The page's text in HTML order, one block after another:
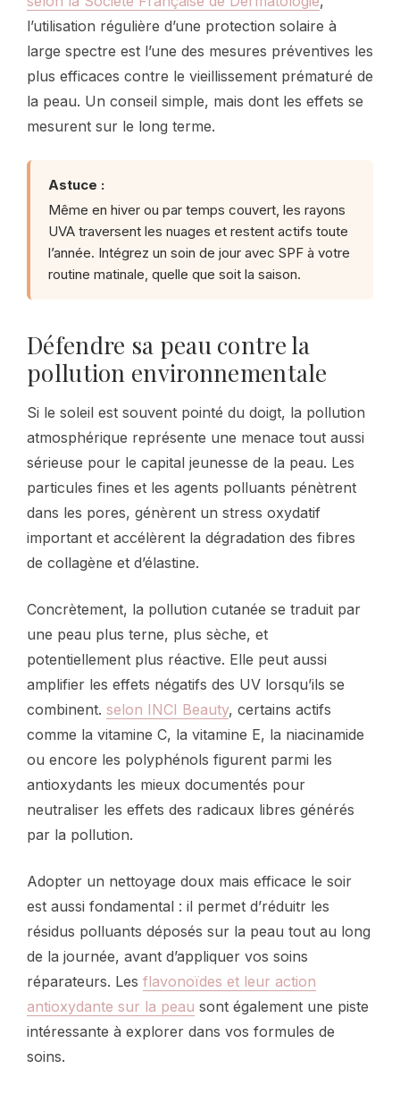
l’utilisation régulière d’une protection solaire à
large spectre est l’une des mesures préventives les
plus efficaces contre le vieillissement prématuré de
la peau. Un conseil simple, mais dont les effets se
mesurent sur le long terme.
Astuce :
Même en hiver ou par temps couvert, les rayons
UVA traversent les nuages et restent actifs toute
l’année. Intégrez un soin de jour avec SPF à votre
routine matinale, quelle que soit la saison.
Défendre sa peau contre la
pollution environnementale
Si le soleil est souvent pointé du doigt, la pollution
atmosphérique représente une menace tout aussi
sérieuse pour le capital jeunesse de la peau. Les
particules fines et les agents polluants pénètrent
dans les pores, génèrent un stress oxydatif
important et accélèrent la dégradation des fibres
de collagène et d’élastine.
Concrètement, la pollution cutanée se traduit par
une peau plus terne, plus sèche, et
potentiellement plus réactive. Elle peut aussi
amplifier les effets négatifs des UV lorsqu’ils se
combinent. selon INCI Beauty, certains actifs
comme la vitamine C, la vitamine E, la niacinamide
ou encore les polyphénols figurent parmi les
antioxydants les mieux documentés pour
neutraliser les effets des radicaux libres générés
par la pollution.
Adopter un nettoyage doux mais efficace le soir
est aussi fondamental : il permet d’réduitr les
résidus polluants déposés sur la peau tout au long
de la journée, avant d’appliquer vos soins
réparateurs. Les flavonoïdes et leur action
antioxydante sur la peau sont également une piste
intéressante à explorer dans vos formules de
soins.